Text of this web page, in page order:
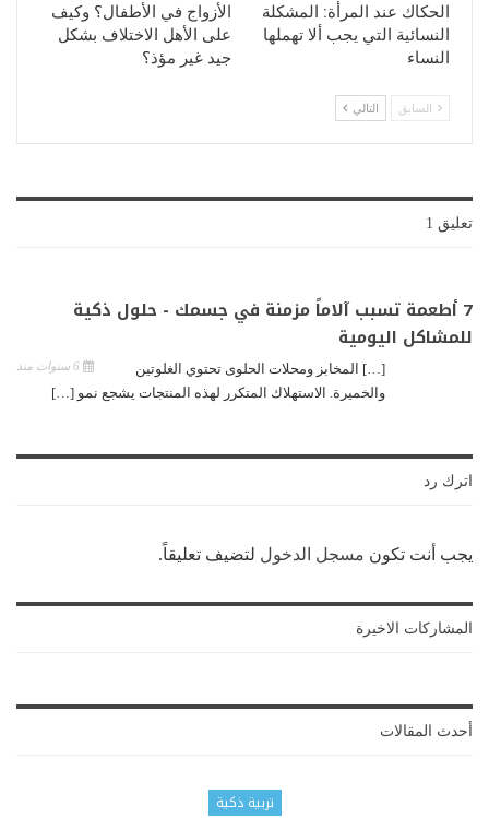
الحكاك عند المرأة: المشكلة
النسائية التي يجب ألا تهملها
النساء
الأزواج في الأطفال؟ وكيف
على الأهل الاختلاف بشكل
جيد غير مؤذ؟
السابق التالي
تعليق 1
7 أطعمة تسبب آلاماً مزمنة في جسمك - حلول ذكية
للمشاكل اليومية
[…] المخابز ومحلات الحلوى تحتوي الغلوتين
والخميرة. الاستهلاك المتكرر لهذه المنتجات يشجع نمو […]
اترك رد
يجب أنت تكون مسجل الدخول لتضيف تعليقاً.
المشاركات الاخيرة
أحدث المقالات
تربية ذكية